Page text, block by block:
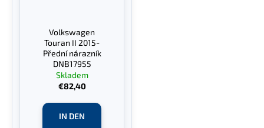
Volkswagen
Touran II 2015-
Přední nárazník
DNB17955
Skladem
€82,40
IN DEN